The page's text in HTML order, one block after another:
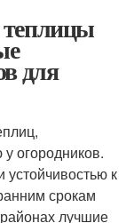
для
огородников.
к
срокам
лучшие